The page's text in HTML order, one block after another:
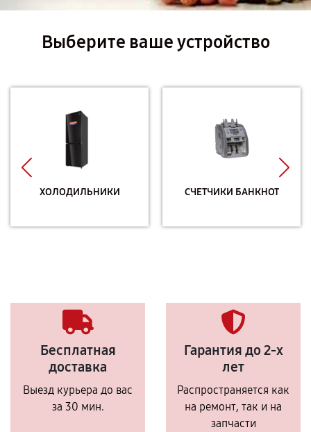
Выберите ваше устройство
ХОЛОДИЛЬНИКИ СЧЕТЧИКИ БАНКНОТ
Бесплатная
доставка
Выезд курьера до вас
за 30 мин.
Гарантия до 2-х
лет
Распространяется как
на ремонт, так и на
запчасти